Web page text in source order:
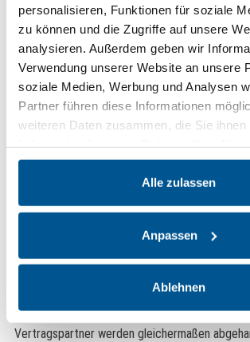
personalisieren, Funktionen für soziale
zu können und die Zugriffe auf unsere
analysieren. Außerdem geben wir
Verwendung unserer Website an unsere
soziale Medien, Werbung und Analysen
Partner führen diese Informationen
weiteren Daten zusammen, die Sie ihnen
gesammelt haben.
Alle zulassen
Anpassen
Ablehnen
Beschreibung
Der Eigenbedarf des Vermieters stellt die in
Abstand am häufigsten vorkommende Art der
Vermieterkündigung dar. Nach dem
der Vermieter kündigen, wenn er die
sich, die zu seinem Haushalt gehörenden
sozialen Schutzes des Mieters im Bereich der
haben Gesetzgebung und Rechtsprechung
Eigenbedarfskündigung des Vermieters
die Broschüre an. Sie vermittelt das
eine wirksame Erklärung einer Kündigung des
Eigenbedarfs sowie die notwendigen
Durchsetzung, bietet aber gleichzeitig die
Eigenbedarfskündigungen. Positionen beider
Vertragspartner werden gleichermaßen